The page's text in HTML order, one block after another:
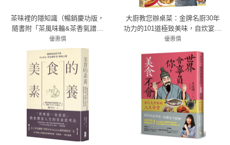
茶味裡的隱知識（暢銷慶功版，
隨書附「茶風味輪&茶香氣譜小
卡」一組）：風味裡隱含的物質
之謎與台灣茶故事，我的10年學
茶筆記
優惠價
79折 395元
大廚教您辦桌菜：金牌名廚30年
功力的101道極致美味，自炊宴客
輕鬆上桌
優惠價